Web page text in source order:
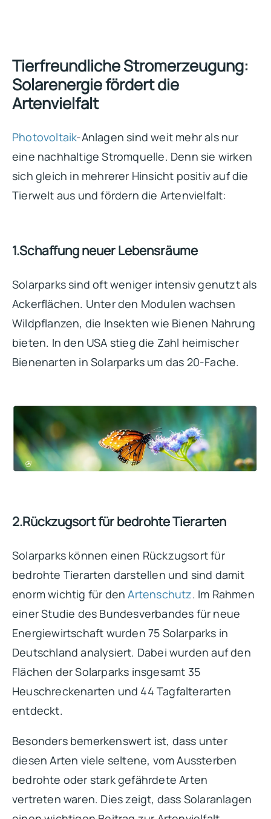
Tierfreundliche Stromerzeugung:
Solarenergie fördert die
Artenvielfalt
Photovoltaik-Anlagen sind weit mehr als nur
eine nachhaltige Stromquelle. Denn sie wirken
sich gleich in mehrerer Hinsicht positiv auf die
Tierwelt aus und fördern die Artenvielfalt:
1.Schaffung neuer Lebensräume
Solarparks sind oft weniger intensiv genutzt als
Ackerflächen. Unter den Modulen wachsen
Wildpflanzen, die Insekten wie Bienen Nahrung
bieten. In den USA stieg die Zahl heimischer
Bienenarten in Solarparks um das 20-Fache.
2.Rückzugsort für bedrohte Tierarten
Solarparks können einen Rückzugsort für
bedrohte Tierarten darstellen und sind damit
enorm wichtig für denArtenschutz. Im Rahmen
einer Studie des Bundesverbandes für neue
Energiewirtschaft wurden 75 Solarparks in
Deutschland analysiert. Dabei wurden auf den
Flächen der Solarparks insgesamt 35
Heuschreckenarten und 44 Tagfalterarten
entdeckt.
Besonders bemerkenswert ist, dass unter
diesen Arten viele seltene, vom Aussterben
bedrohte oder stark gefährdete Arten
vertreten waren. Dies zeigt, dass Solaranlagen